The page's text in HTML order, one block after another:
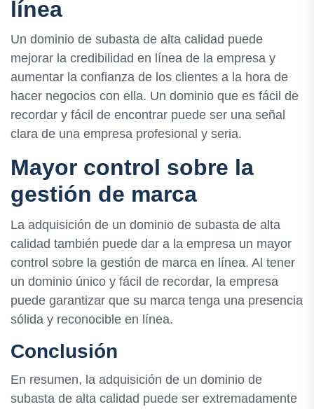
línea
Un dominio de subasta de alta calidad puede
mejorar la credibilidad en línea de la empresa y
aumentar la confianza de los clientes a la hora de
hacer negocios con ella. Un dominio que es fácil de
recordar y fácil de encontrar puede ser una señal
clara de una empresa profesional y seria.
Mayor control sobre la
gestión de marca
La adquisición de un dominio de subasta de alta
calidad también puede dar a la empresa un mayor
control sobre la gestión de marca en línea. Al tener
un dominio único y fácil de recordar, la empresa
puede garantizar que su marca tenga una presencia
sólida y reconocible en línea.
Conclusión
En resumen, la adquisición de un dominio de
subasta de alta calidad puede ser extremadamente